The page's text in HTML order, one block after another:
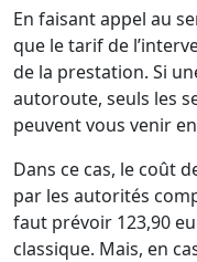
En faisant appel au
que le tarif de
de la prestation. Si
autoroute, seuls les
peuvent vous venir
Dans ce cas, le coût
par les autorités
faut prévoir 123,90
classique. Mais, en